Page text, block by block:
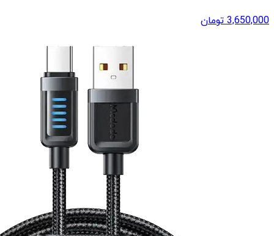
3,650,000 تومان